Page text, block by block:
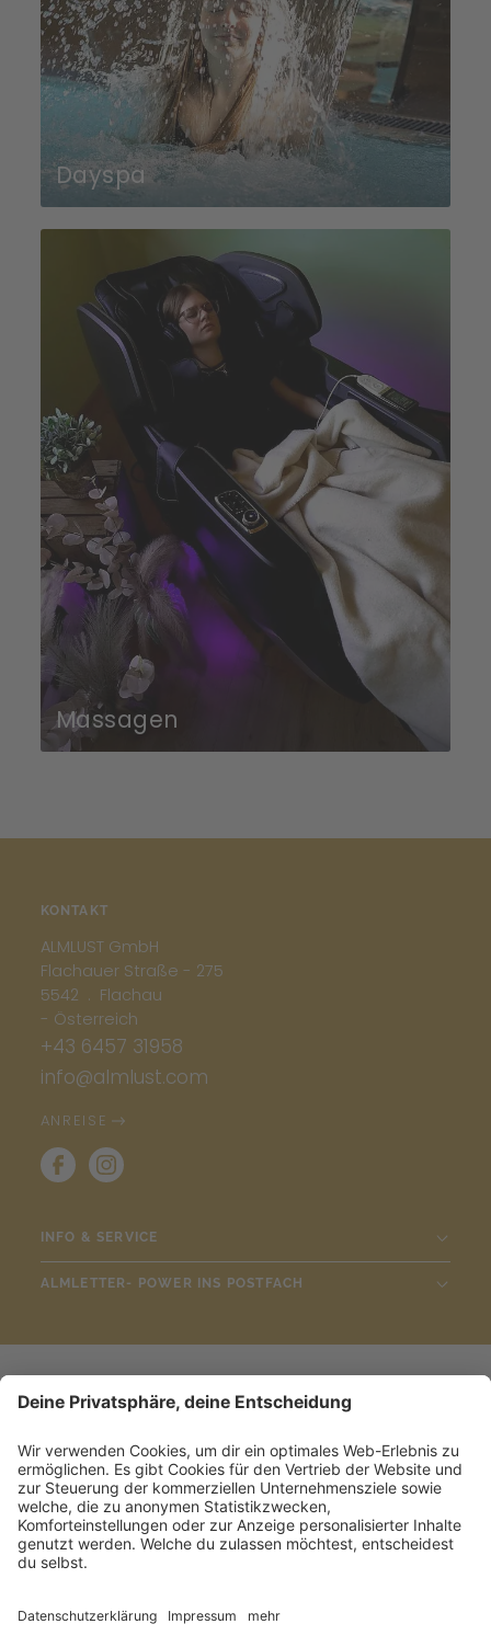
Dayspa
Massagen
KONTAKT
ALMLUST GmbH
Flachauer Straße - 275
5542 . Flachau
- Österreich
+43 6457 31958
info@almlust.com
ANREISE
INFO & SERVICE
ALMLETTER- POWER INS POSTFACH
Datenschutzerklärung
Barrierefreiheitserklärung